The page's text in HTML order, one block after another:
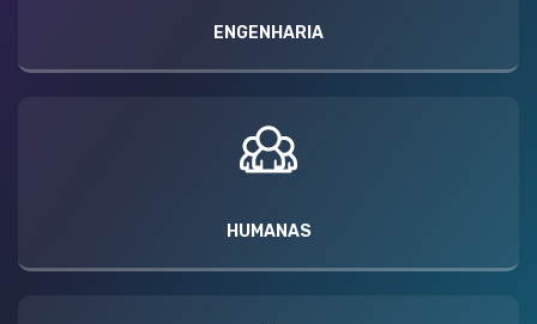
ENGENHARIA
HUMANAS